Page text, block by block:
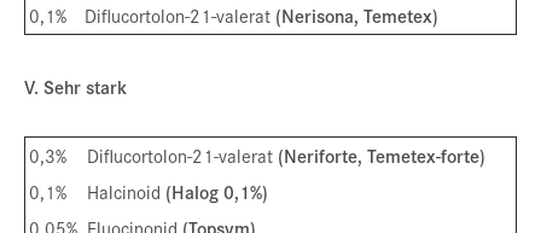
0,1%
Diflucortolon-21-valerat (Nerisona, Temetex)
V. Sehr stark
0,3% Diflucortolon-21-valerat (Neriforte, Temetex-forte)
0,1%
Halcinoid (Halog 0,1%)
0,05% Fluocinonid (Topsym)